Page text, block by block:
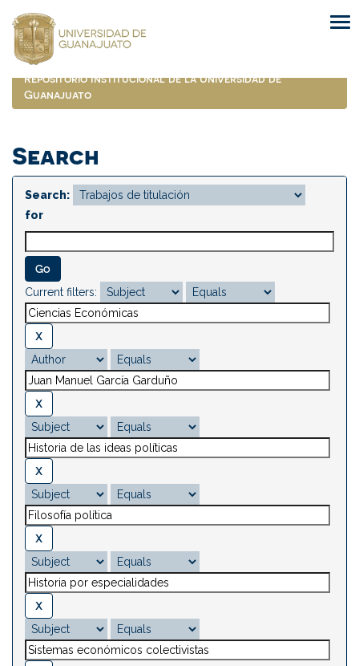
navigation
Repositorio Institucional de la Universidad de
Guanajuato
Search
Search:
for
Current filters: